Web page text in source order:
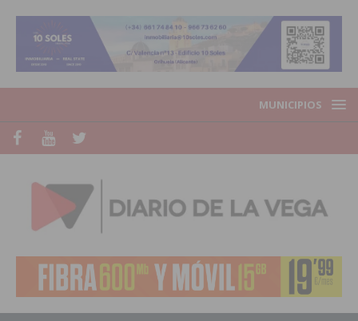
MUNICIPIOS